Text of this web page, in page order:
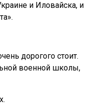
и Иловайска, и
дорогого стоит.
военной школы,